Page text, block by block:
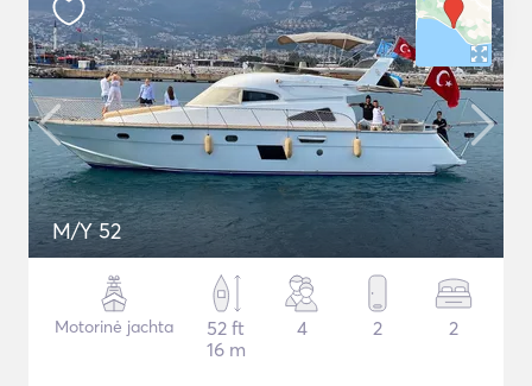
M/Y 52
Motorinė jachta
52 ft
16 m
4 2 2